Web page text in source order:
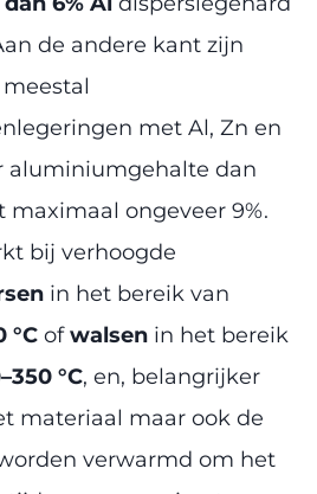
de andere kant zijn
met Al, Zn en
aluminiumgehalte dan
ongeveer 9%.
bij verhoogde
in het bereik van
°C ofwalsen in het bereik
°C, en, belangrijker
materiaal maar ook de
verwarmd om het